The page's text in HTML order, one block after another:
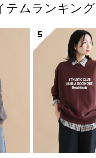
テムランキング
5